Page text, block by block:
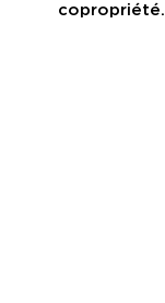
copropriété.